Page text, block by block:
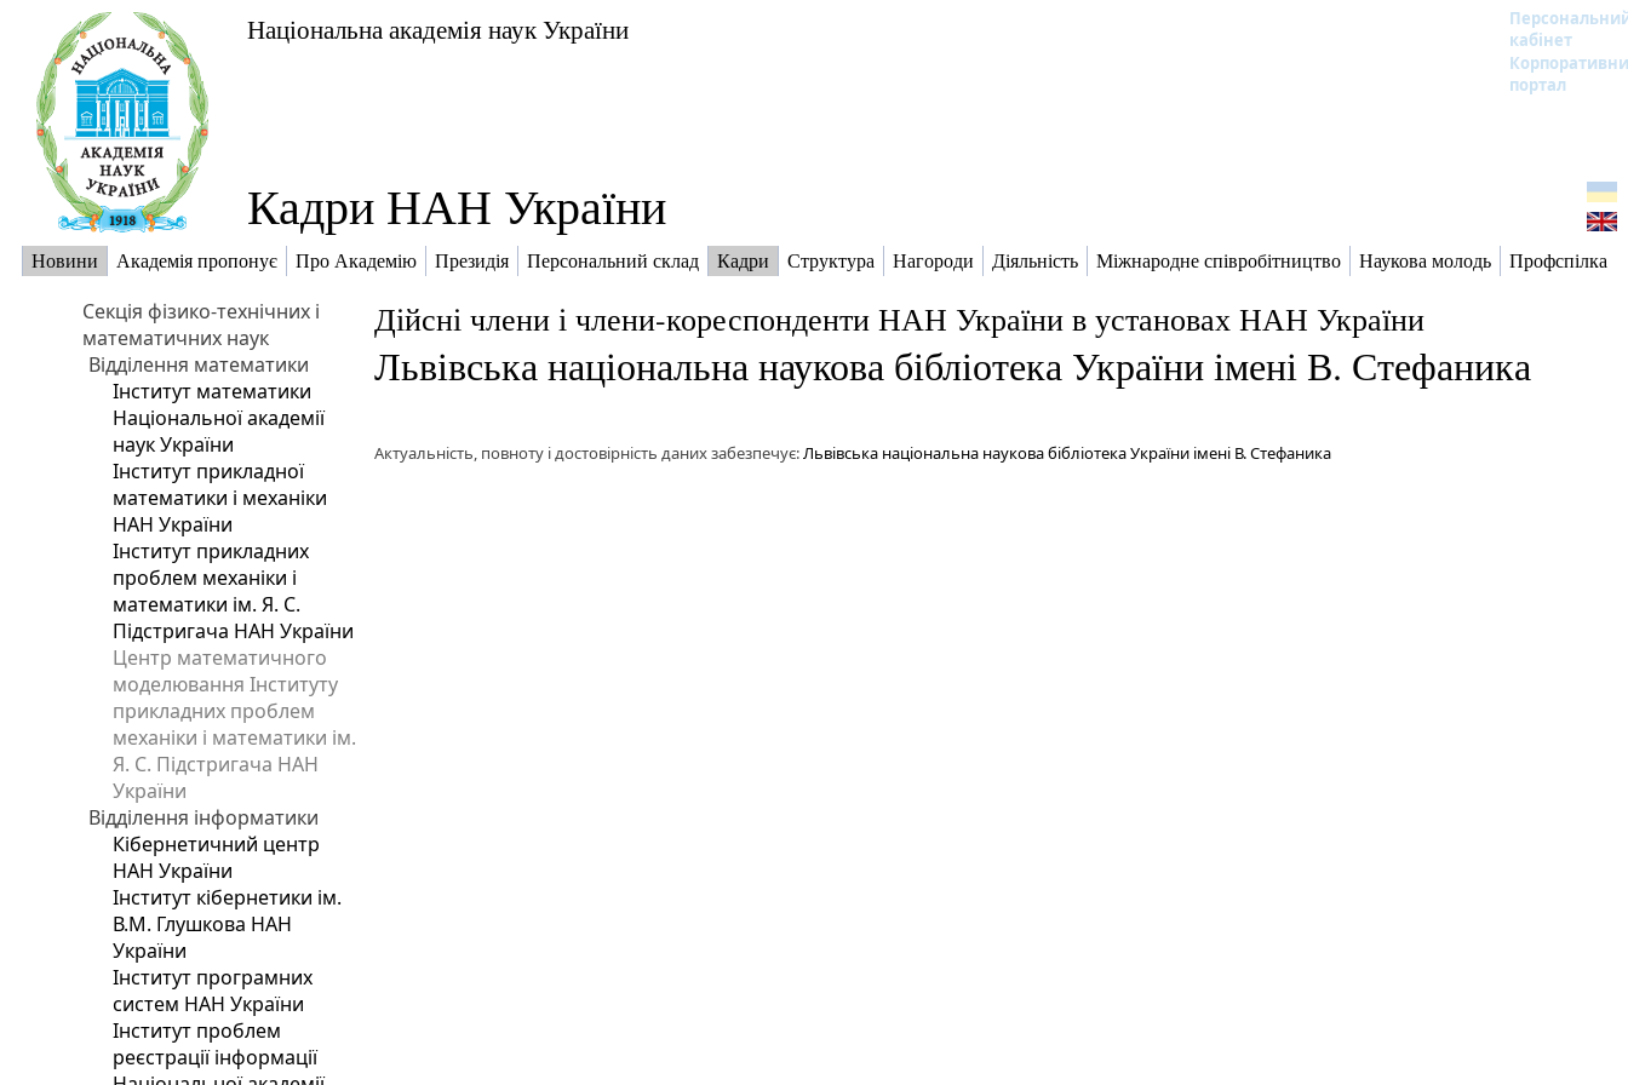
Національна академія наук України
кабінет
портал
Кадри НАН України
Новини Академія пропонує Про Академію Президія Персональний склад Кадри Структура Нагороди Діяльність Міжнародне співробітництво Наукова молодь Профспілка
Секція фізико-технічних і
математичних наук
Відділення математики
Інститут математики
Національної академії
наук України
Інститут прикладної
математики і механіки
НАН України
Інститут прикладних
проблем механіки і
математики ім. Я. С.
Підстригача НАН України
Центр математичного
моделювання Інституту
прикладних проблем
механіки і математики ім.
Я. С. Підстригача НАН
України
Відділення інформатики
Кібернетичний центр
НАН України
Інститут кібернетики ім.
В.М. Глушкова НАН
України
Інститут програмних
систем НАН України
Інститут проблем
реєстрації інформації
Дійсні члени і члени-кореспонденти НАН України в установах НАН України
Львівська національна наукова бібліотека України імені В. Стефаника
Актуальність, повноту і достовірність даних забезпечує:Львівська національна наукова бібліотека України імені В. Стефаника